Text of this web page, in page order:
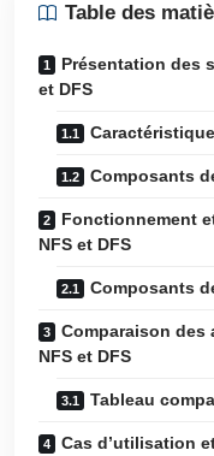
Table des
Présentation des
et DFS
Composants
Fonctionnement
NFS et DFS
Composants
Comparaison des
NFS et DFS
Tableau
Cas d’utilisation